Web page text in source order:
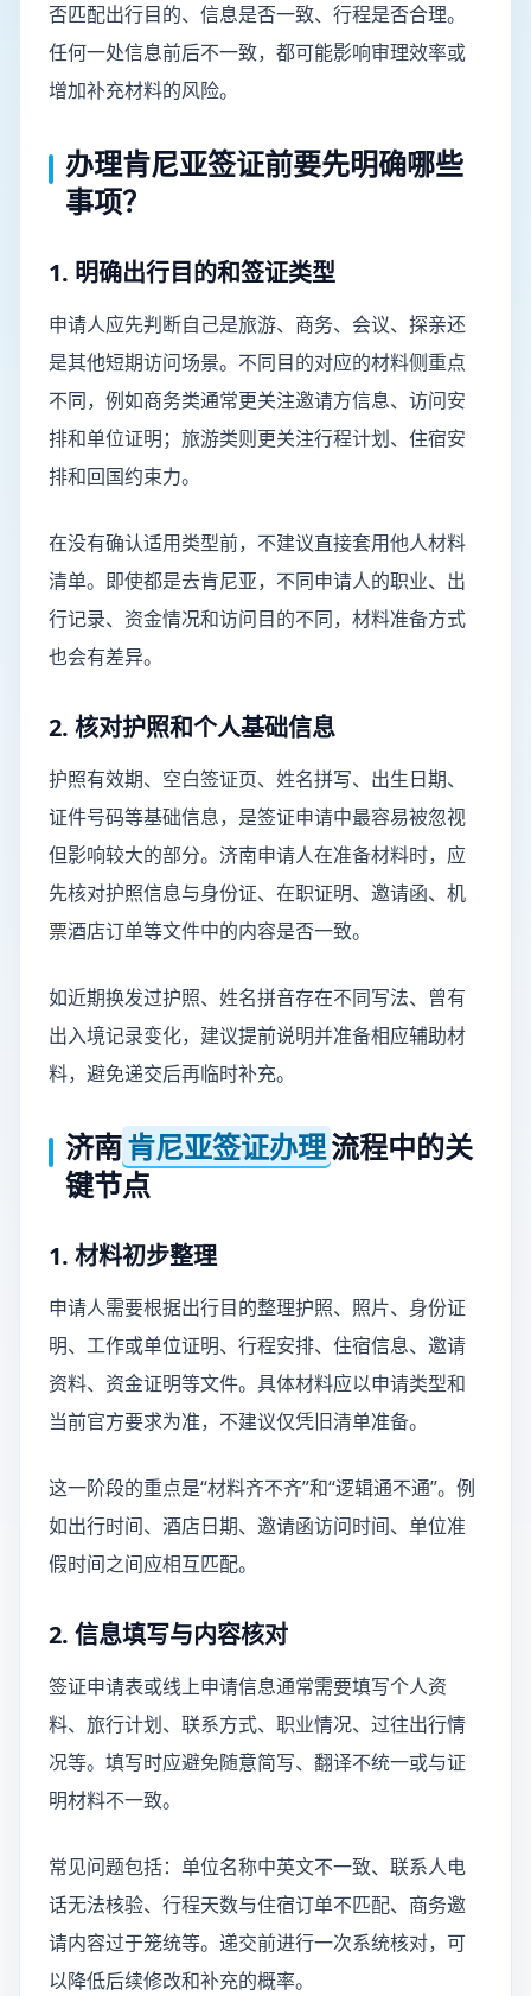
否匹配出行目的、信息是否一致、行程是否合理。
任何一处信息前后不一致，都可能影响审理效率或
增加补充材料的风险。
办理肯尼亚签证前要先明确哪些
事项？
1. 明确出行目的和签证类型
申请人应先判断自己是旅游、商务、会议、探亲还
是其他短期访问场景。不同目的对应的材料侧重点
不同，例如商务类通常更关注邀请方信息、访问安
排和单位证明；旅游类则更关注行程计划、住宿安
排和回国约束力。
在没有确认适用类型前，不建议直接套用他人材料
清单。即使都是去肯尼亚，不同申请人的职业、出
行记录、资金情况和访问目的不同，材料准备方式
也会有差异。
2. 核对护照和个人基础信息
护照有效期、空白签证页、姓名拼写、出生日期、
证件号码等基础信息，是签证申请中最容易被忽视
但影响较大的部分。济南申请人在准备材料时，应
先核对护照信息与身份证、在职证明、邀请函、机
票酒店订单等文件中的内容是否一致。
如近期换发过护照、姓名拼音存在不同写法、曾有
出入境记录变化，建议提前说明并准备相应辅助材
料，避免递交后再临时补充。
济南肯尼亚签证办理流程中的关
键节点
1. 材料初步整理
申请人需要根据出行目的整理护照、照片、身份证
明、工作或单位证明、行程安排、住宿信息、邀请
资料、资金证明等文件。具体材料应以申请类型和
当前官方要求为准，不建议仅凭旧清单准备。
这一阶段的重点是“材料齐不齐”和“逻辑通不通”。例
如出行时间、酒店日期、邀请函访问时间、单位准
假时间之间应相互匹配。
2. 信息填写与内容核对
签证申请表或线上申请信息通常需要填写个人资
料、旅行计划、联系方式、职业情况、过往出行情
况等。填写时应避免随意简写、翻译不统一或与证
明材料不一致。
常见问题包括：单位名称中英文不一致、联系人电
话无法核验、行程天数与住宿订单不匹配、商务邀
请内容过于笼统等。递交前进行一次系统核对，可
以降低后续修改和补充的概率。